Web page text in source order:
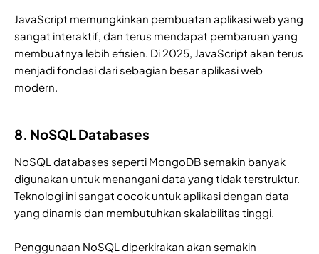
JavaScript memungkinkan pembuatan aplikasi web yang
sangat interaktif, dan terus mendapat pembaruan yang
membuatnya lebih efisien. Di 2025, JavaScript akan terus
menjadi fondasi dari sebagian besar aplikasi web
modern.
8. NoSQL Databases
NoSQL databases seperti MongoDB semakin banyak
digunakan untuk menangani data yang tidak terstruktur.
Teknologi ini sangat cocok untuk aplikasi dengan data
yang dinamis dan membutuhkan skalabilitas tinggi.
Penggunaan NoSQL diperkirakan akan semakin